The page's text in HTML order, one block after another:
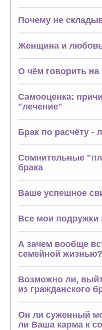
Почему не
Женщина и
О чём говорить
Самооценка:
"лечение"
Брак по расчёту -
Сомнительные
брака
Ваше успешное
Все мои
А зачем вообще
семейной жизнью?
Возможно ли,
из гражданского
Он ли суженный
ли Ваша карма к